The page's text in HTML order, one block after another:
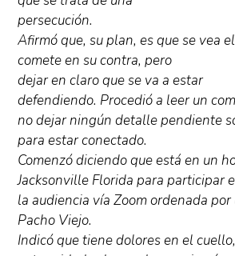
persecución.
Afirmó que, su plan, es que se vea
comete en su contra, pero
dejar en claro que se va a estar
defendiendo. Procedió a leer un
no dejar ningún detalle pendiente
para estar conectado.
Comenzó diciendo que está en un
Jacksonville Florida para participar
la audiencia vía Zoom ordenada
Pacho Viejo.
Indicó que tiene dolores en el